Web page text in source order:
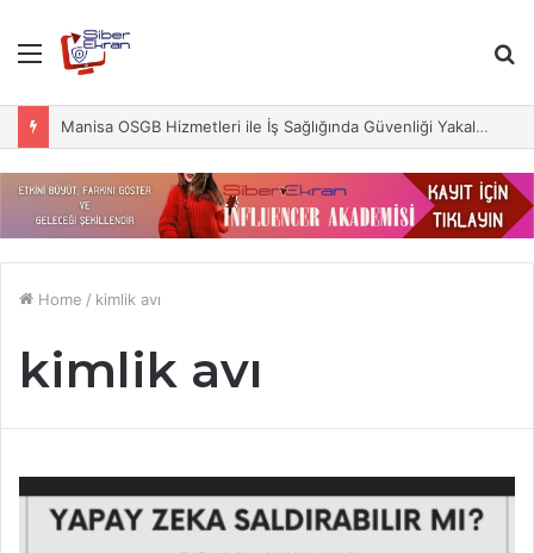
Menu
Manisa OSGB Hizmetleri ile İş Sağlığında Güvenliği Yakalayın
Home / kimlik avı
kimlik avı